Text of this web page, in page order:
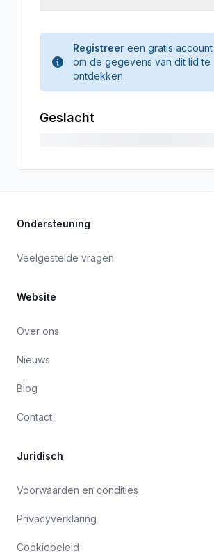
Registreer een gratis
om de gegevens van dit lid te
ontdekken.
Geslacht
Ondersteuning
Veelgestelde vragen
Website
Over ons
Nieuws
Blog
Contact
Juridisch
Voorwaarden en condities
Privacyverklaring
Cookiebeleid